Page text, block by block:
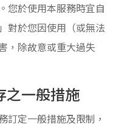
您於使用本服務時宜自
對於您因使用（或無法
，除故意或重大過失
之一般措施
訂定一般措施及限制，